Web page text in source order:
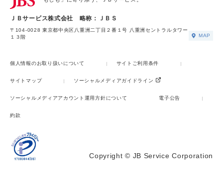
ＪＢサービス株式会社 略称：ＪＢＳ
〒104-0028 東京都中央区八重洲二丁目２番１号 八重洲セントラルタワー
１３階
MAP
個人情報のお取り扱いについて サイトご利用条件
サイトマップ ソーシャルメディアガイドライン
ソーシャルメディアアカウント運用方針について 電子公告
約款
Copyright © JB Service Corporation